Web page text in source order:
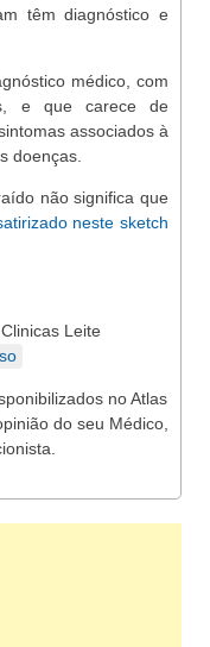
têm diagnóstico e
médico, com
e que carece de
associados à
doenças.
não significa que
neste sketch
Leite
no Atlas
do seu Médico,